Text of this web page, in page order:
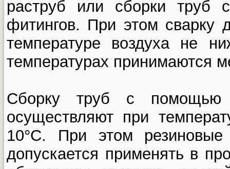
раструб или сборки труб
фитингов. При этом сварку
температуре воздуха не
температурах принимаются
Сборку труб с помощью
осуществляют при
10°С. При этом резиновые
допускается применять в